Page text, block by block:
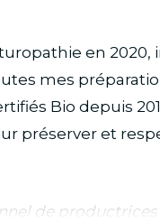
en 2020,
mes
Bio depuis
préserver et
de